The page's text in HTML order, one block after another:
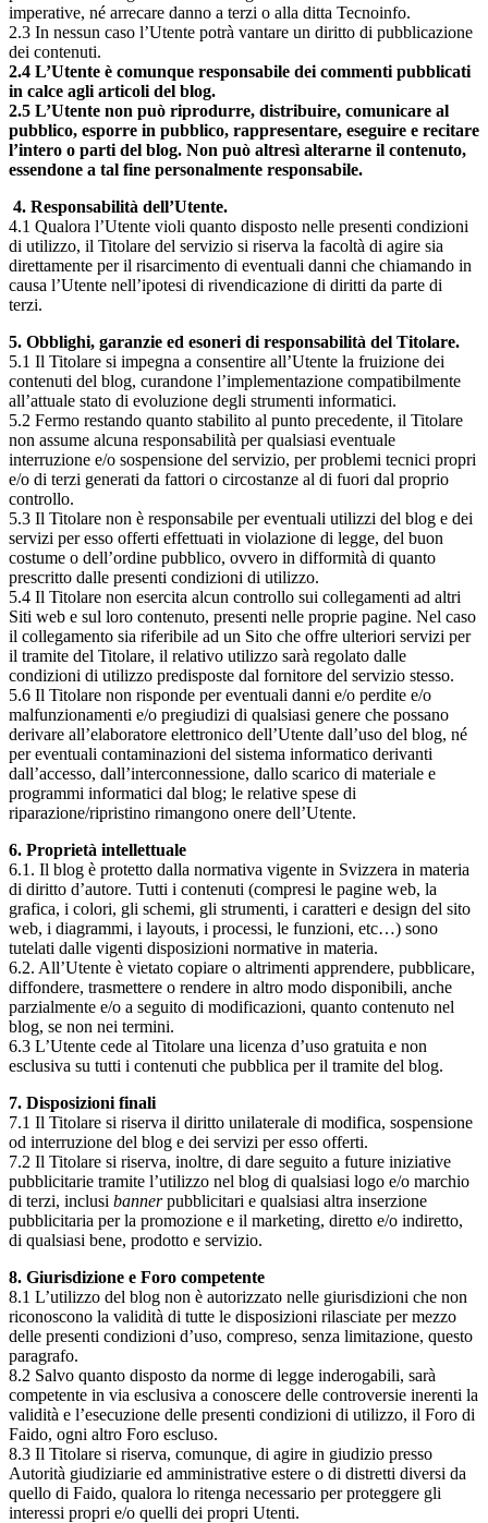
imperative, né arrecare danno a terzi o alla ditta Tecnoinfo.
2.3 In nessun caso l’Utente potrà vantare un diritto di pubblicazione
dei contenuti.
2.4 L’Utente è comunque responsabile dei commenti pubblicati
in calce agli articoli del blog.
2.5 L’Utente non può riprodurre, distribuire, comunicare al
pubblico, esporre in pubblico, rappresentare, eseguire e recitare
l’intero o parti del blog. Non può altresì alterarne il contenuto,
essendone a tal fine personalmente responsabile.
4. Responsabilità dell’Utente.
4.1 Qualora l’Utente violi quanto disposto nelle presenti condizioni
di utilizzo, il Titolare del servizio si riserva la facoltà di agire sia
direttamente per il risarcimento di eventuali danni che chiamando in
causa l’Utente nell’ipotesi di rivendicazione di diritti da parte di
terzi.
5. Obblighi, garanzie ed esoneri di responsabilità del Titolare.
5.1 Il Titolare si impegna a consentire all’Utente la fruizione dei
contenuti del blog, curandone l’implementazione compatibilmente
all’attuale stato di evoluzione degli strumenti informatici.
5.2 Fermo restando quanto stabilito al punto precedente, il Titolare
non assume alcuna responsabilità per qualsiasi eventuale
interruzione e/o sospensione del servizio, per problemi tecnici propri
e/o di terzi generati da fattori o circostanze al di fuori dal proprio
controllo.
5.3 Il Titolare non è responsabile per eventuali utilizzi del blog e dei
servizi per esso offerti effettuati in violazione di legge, del buon
costume o dell’ordine pubblico, ovvero in difformità di quanto
prescritto dalle presenti condizioni di utilizzo.
5.4 Il Titolare non esercita alcun controllo sui collegamenti ad altri
Siti web e sul loro contenuto, presenti nelle proprie pagine. Nel caso
il collegamento sia riferibile ad un Sito che offre ulteriori servizi per
il tramite del Titolare, il relativo utilizzo sarà regolato dalle
condizioni di utilizzo predisposte dal fornitore del servizio stesso.
5.6 Il Titolare non risponde per eventuali danni e/o perdite e/o
malfunzionamenti e/o pregiudizi di qualsiasi genere che possano
derivare all’elaboratore elettronico dell’Utente dall’uso del blog, né
per eventuali contaminazioni del sistema informatico derivanti
dall’accesso, dall’interconnessione, dallo scarico di materiale e
programmi informatici dal blog; le relative spese di
riparazione/ripristino rimangono onere dell’Utente.
6. Proprietà intellettuale
6.1. Il blog è protetto dalla normativa vigente in Svizzera in materia
di diritto d’autore. Tutti i contenuti (compresi le pagine web, la
grafica, i colori, gli schemi, gli strumenti, i caratteri e design del sito
web, i diagrammi, i layouts, i processi, le funzioni, etc…) sono
tutelati dalle vigenti disposizioni normative in materia.
6.2. All’Utente è vietato copiare o altrimenti apprendere, pubblicare,
diffondere, trasmettere o rendere in altro modo disponibili, anche
parzialmente e/o a seguito di modificazioni, quanto contenuto nel
blog, se non nei termini.
6.3 L’Utente cede al Titolare una licenza d’uso gratuita e non
esclusiva su tutti i contenuti che pubblica per il tramite del blog.
7. Disposizioni finali
7.1 Il Titolare si riserva il diritto unilaterale di modifica, sospensione
od interruzione del blog e dei servizi per esso offerti.
7.2 Il Titolare si riserva, inoltre, di dare seguito a future iniziative
pubblicitarie tramite l’utilizzo nel blog di qualsiasi logo e/o marchio
di terzi, inclusi bannerpubblicitari e qualsiasi altra inserzione
pubblicitaria per la promozione e il marketing, diretto e/o indiretto,
di qualsiasi bene, prodotto e servizio.
8. Giurisdizione e Foro competente
8.1 L’utilizzo del blog non è autorizzato nelle giurisdizioni che non
riconoscono la validità di tutte le disposizioni rilasciate per mezzo
delle presenti condizioni d’uso, compreso, senza limitazione, questo
paragrafo.
8.2 Salvo quanto disposto da norme di legge inderogabili, sarà
competente in via esclusiva a conoscere delle controversie inerenti la
validità e l’esecuzione delle presenti condizioni di utilizzo, il Foro di
Faido, ogni altro Foro escluso.
8.3 Il Titolare si riserva, comunque, di agire in giudizio presso
Autorità giudiziarie ed amministrative estere o di distretti diversi da
quello di Faido, qualora lo ritenga necessario per proteggere gli
interessi propri e/o quelli dei propri Utenti.